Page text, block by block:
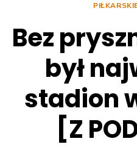
Bez
był
stadion
[Z